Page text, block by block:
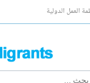
العمل الدولية